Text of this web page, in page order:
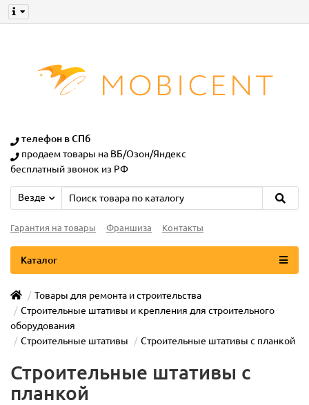
телефон в СПб
продаем товары на ВБ/Озон/Яндекс
бесплатный звонок из РФ
Везде
Гарантия на товары Франшиза Контакты
Каталог
Товары для ремонта и строительства
Строительные штативы и крепления для строительного
оборудования
Строительные штативы
Строительные штативы с планкой
Строительные штативы с
планкой